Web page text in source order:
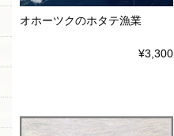
オホーツクのホタテ漁業
¥3,300